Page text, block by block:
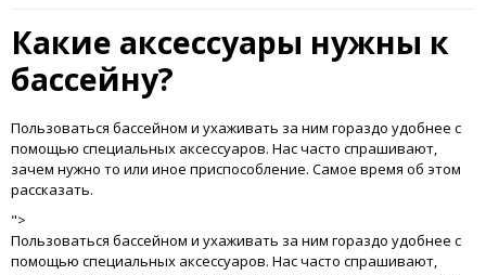
Какие аксессуары нужны к
бассейну?
Пользоваться бассейном и ухаживать за ним гораздо удобнее с
помощью специальных аксессуаров. Нас часто спрашивают,
зачем нужно то или иное приспособление. Самое время об этом
рассказать.
">
Пользоваться бассейном и ухаживать за ним гораздо удобнее с
помощью специальных аксессуаров. Нас часто спрашивают,